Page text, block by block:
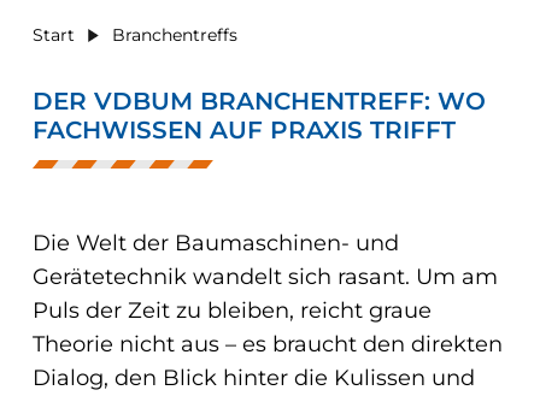
Start Branchentreffs
DER VDBUM BRANCHENTREFF: WO
FACHWISSEN AUF PRAXIS TRIFFT
Die Welt der Baumaschinen- und
Gerätetechnik wandelt sich rasant. Um am
Puls der Zeit zu bleiben, reicht graue
Theorie nicht aus – es braucht den direkten
Dialog, den Blick hinter die Kulissen und